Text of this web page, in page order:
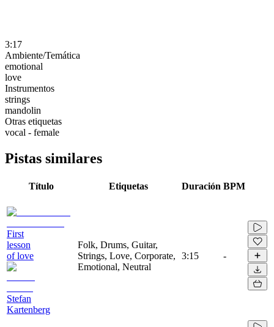
3:17
Ambiente/Temática
emotional
love
Instrumentos
strings
mandolin
Otras etiquetas
vocal - female
Pistas similares
Título Etiquetas Duración BPM
First
lesson
of love
Stefan
Kartenberg
Folk, Drums, Guitar,
Strings, Love, Corporate,
Emotional, Neutral
3:15 -